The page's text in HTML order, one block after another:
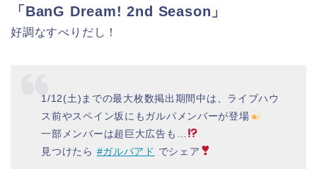
「BanG Dream! 2nd Season」
好調なすべりだし！
1/12(土)までの最大枚数掲出期間中は、ライブハウ
ス前やスペイン坂にもガルパメンバーが登場
一部メンバーは超巨大広告も…
見つけたら #ガルパアド でシェア